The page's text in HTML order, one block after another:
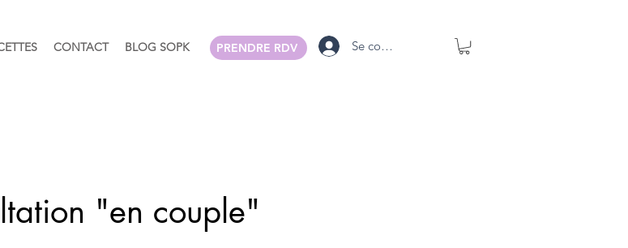
CONTACT BLOG SOPK PRENDRE RDV Se connecter
"en couple"